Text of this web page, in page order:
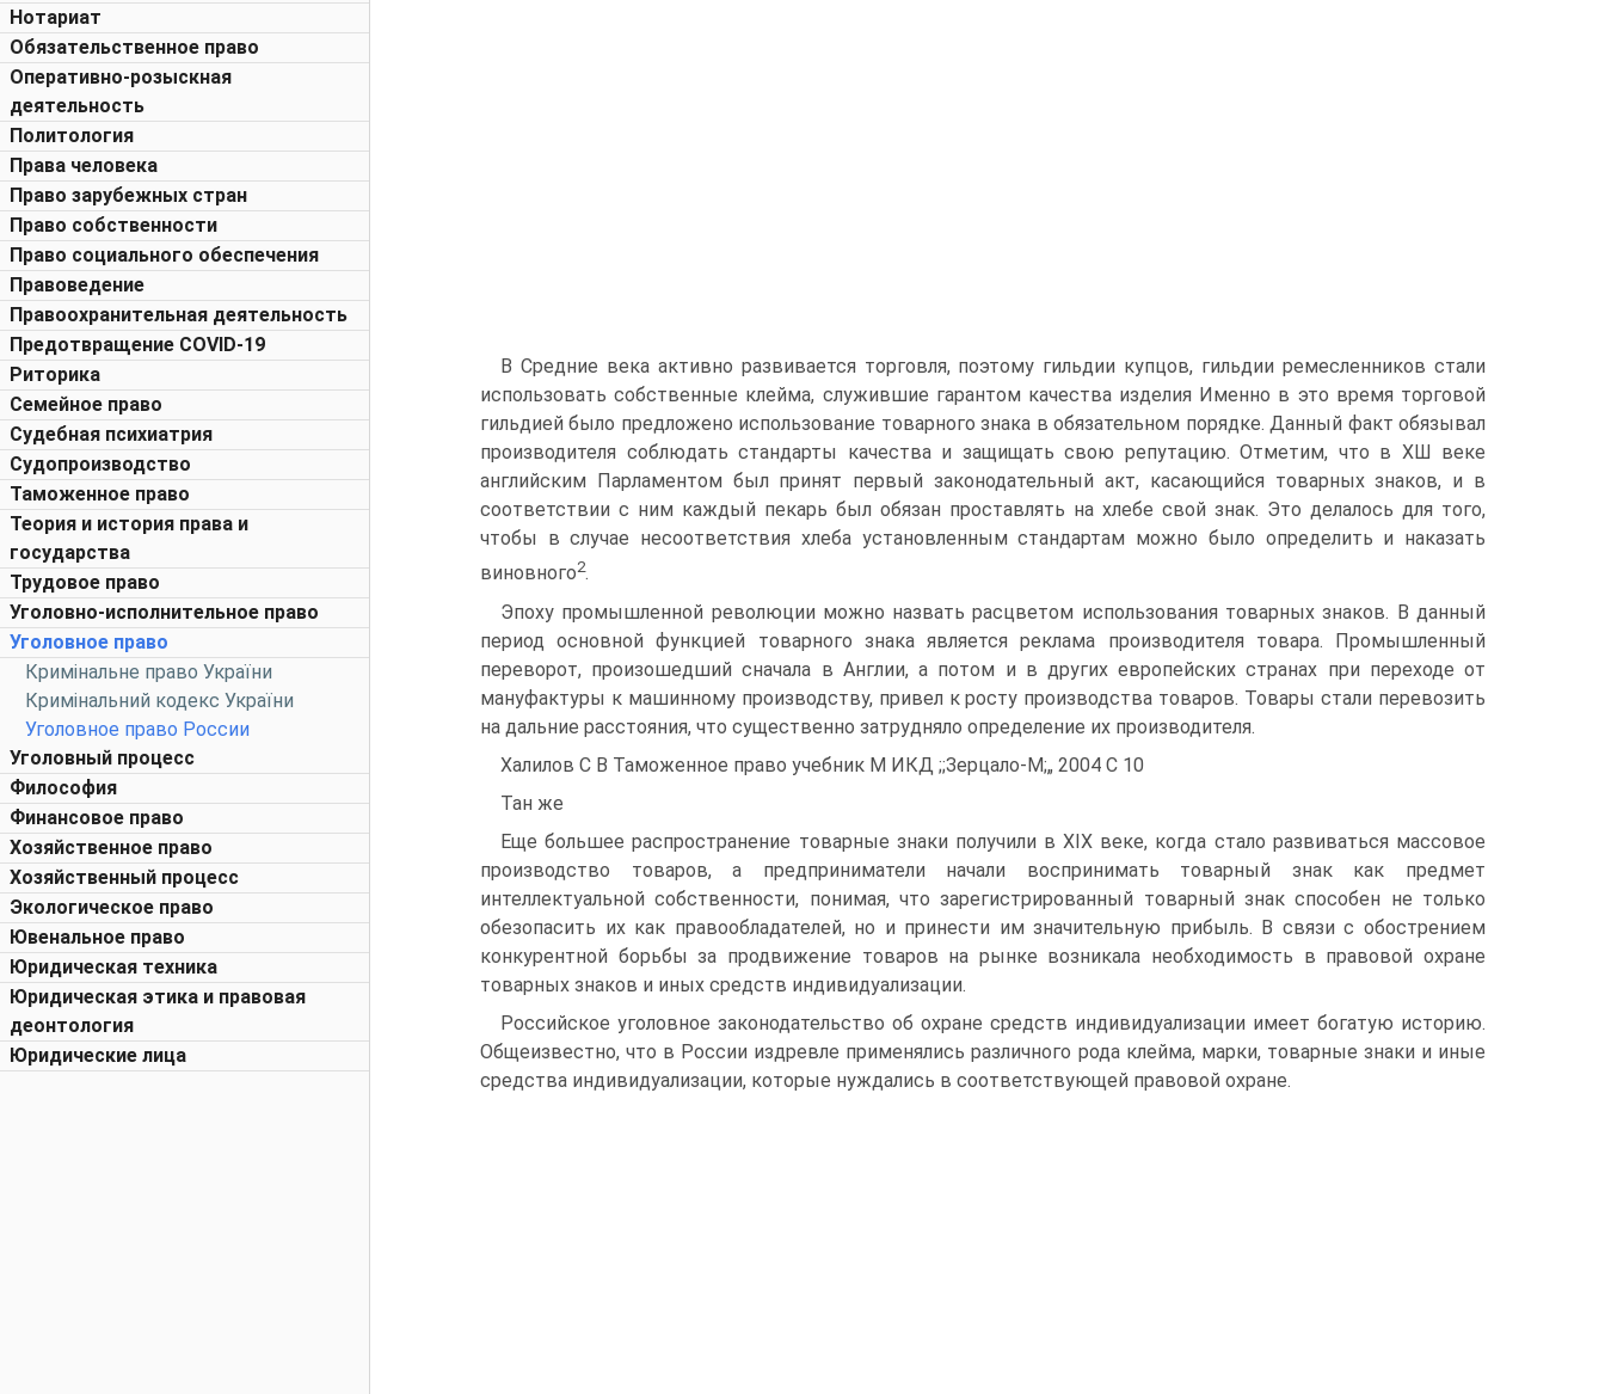
Нотариат
Обязательственное право
Оперативно-розыскная
деятельность
Политология
Права человека
Право зарубежных стран
Право собственности
Право социального обеспечения
Правоведение
Правоохранительная деятельность
Предотвращение COVID-19
Риторика
Семейное право
Судебная психиатрия
Судопроизводство
Таможенное право
Теория и история права и
государства
Трудовое право
Уголовно-исполнительное право
Уголовное право
Кримінальне право України
Кримінальний кодекс України
Уголовное право России
Уголовный процесс
Философия
Финансовое право
Хозяйственное право
Хозяйственный процесс
Экологическое право
Ювенальное право
Юридическая техника
Юридическая этика и правовая
деонтология
Юридические лица
В Средние века активно развивается торговля, поэтому гильдии купцов, гильдии ремесленников стали
использовать собственные клейма, служившие гарантом качества изделия Именно в это время торговой
гильдией было предложено использование товарного знака в обязательном порядке. Данный факт обязывал
производителя соблюдать стандарты качества и защищать свою репутацию. Отметим, что в ХШ веке
английским Парламентом был принят первый законодательный акт, касающийся товарных знаков, и в
соответствии с ним каждый пекарь был обязан проставлять на хлебе свой знак. Это делалось для того,
чтобы в случае несоответствия хлеба установленным стандартам можно было определить и наказать
виновного2.
Эпоху промышленной революции можно назвать расцветом использования товарных знаков. В данный
период основной функцией товарного знака является реклама производителя товара. Промышленный
переворот, произошедший сначала в Англии, а потом и в других европейских странах при переходе от
мануфактуры к машинному производству, привел к росту производства товаров. Товары стали перевозить
на дальние расстояния, что существенно затрудняло определение их производителя.
Халилов С В Таможенное право учебник М ИКД ;;Зерцало-М;„ 2004 С 10
Тан же
Еще большее распространение товарные знаки получили в XIX веке, когда стало развиваться массовое
производство товаров, а предприниматели начали воспринимать товарный знак как предмет
интеллектуальной собственности, понимая, что зарегистрированный товарный знак способен не только
обезопасить их как правообладателей, но и принести им значительную прибыль. В связи с обострением
конкурентной борьбы за продвижение товаров на рынке возникала необходимость в правовой охране
товарных знаков и иных средств индивидуализации.
Российское уголовное законодательство об охране средств индивидуализации имеет богатую историю.
Общеизвестно, что в России издревле применялись различного рода клейма, марки, товарные знаки и иные
средства индивидуализации, которые нуждались в соответствующей правовой охране.